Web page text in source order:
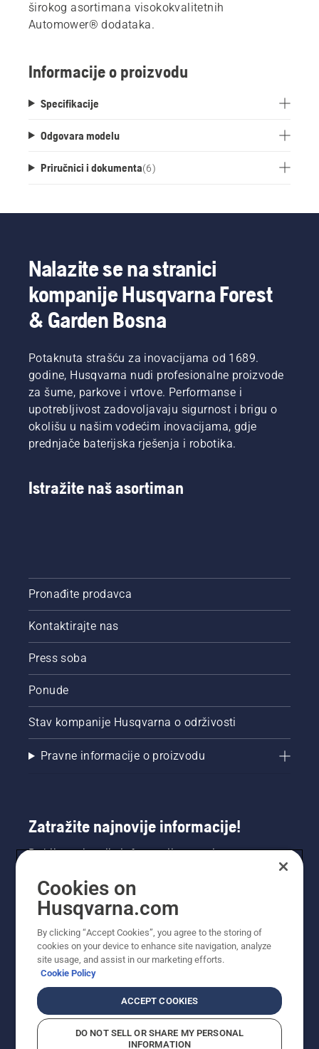
širokog asortimana visokokvalitetnih
Automower® dodataka.
Informacije o proizvodu
Specifikacije
Odgovara modelu
Priručnici i dokumenta(6)
Nalazite se na stranici
kompanije Husqvarna Forest
& Garden Bosna
Potaknuta strašću za inovacijama od 1689.
godine, Husqvarna nudi profesionalne proizvode
za šume, parkove i vrtove. Performanse i
upotrebljivost zadovoljavaju sigurnost i brigu o
okolišu u našim vodećim inovacijama, gdje
prednjače baterijska rješenja i robotika.
Istražite naš asortiman
Pronađite prodavca
Kontaktirajte nas
Press soba
Ponude
Stav kompanije Husqvarna o održivosti
Pravne informacije o proizvodu
Zatražite najnovije informacije!
Dobijte najnovije informacije o novim
toga. Ovdje se registrirajte za naš bilten.
Cookies on
Husqvarna.com
By clicking “Accept Cookies”, you agree to the storing of
cookies on your device to enhance site navigation, analyze
site usage, and assist in our marketing efforts.
Cookie Policy
ACCEPT COOKIES
DO NOT SELL OR SHARE MY PERSONAL
INFORMATION